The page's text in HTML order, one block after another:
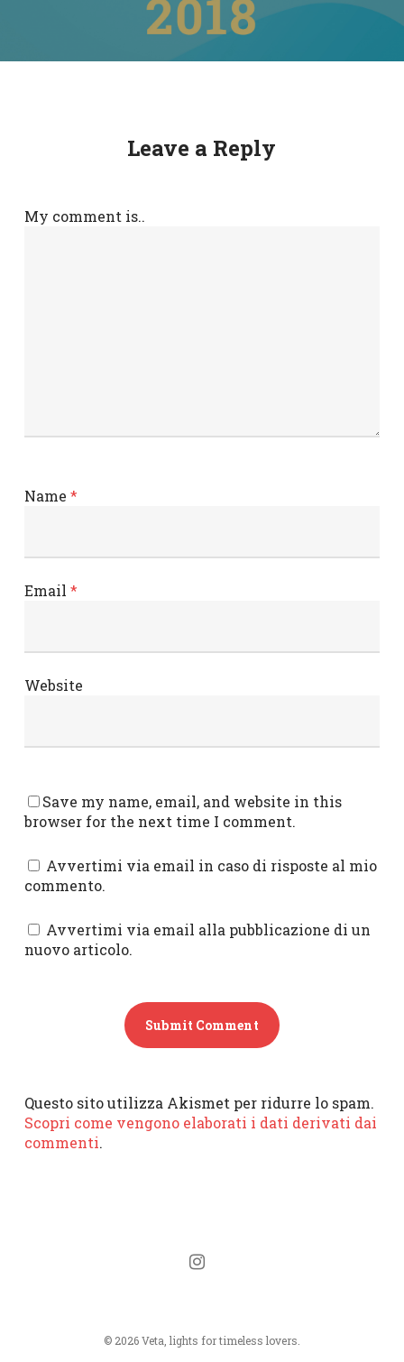
Leave a Reply
My comment is..
Name *
Email *
Website
Save my name, email, and website in this
browser for the next time I comment.
Avvertimi via email in caso di risposte al mio
commento.
Avvertimi via email alla pubblicazione di un
nuovo articolo.
Questo sito utilizza Akismet per ridurre lo spam.
Scopri come vengono elaborati i dati derivati dai
commenti.
© 2026 Veta, lights for timeless lovers.